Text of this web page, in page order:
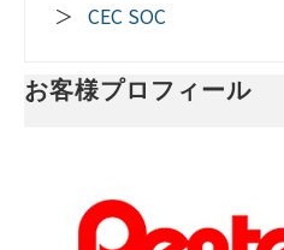
＞ CEC SOC
お客様プロフィール